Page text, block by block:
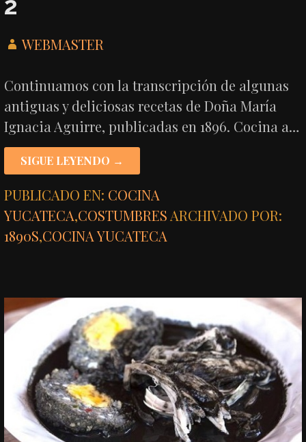
WEBMASTER
Continuamos con la transcripción de algunas
antiguas y deliciosas recetas de Doña María
Ignacia Aguirre, publicadas en 1896. Cocina a…
SIGUE LEYENDO →
PUBLICADO EN: COCINA
YUCATECA,COSTUMBRES ARCHIVADO POR:
1890S,COCINA YUCATECA